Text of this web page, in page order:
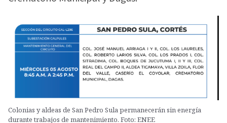
Colonias y aldeas de San Pedro Sula permanecerán sin energía
durante trabajos de mantenimiento. Foto: ENEE